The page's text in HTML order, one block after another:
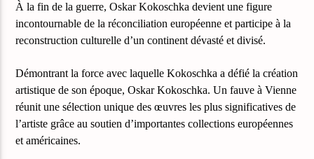
À la fin de la guerre, Oskar Kokoschka devient une figure
incontournable de la réconciliation européenne et participe à la
reconstruction culturelle d’un continent dévasté et divisé.
Démontrant la force avec laquelle Kokoschka a défié la création
artistiquede son époque, Oskar Kokoschka. Un fauve à Vienne
réunit une sélection unique des œuvres les plus significatives de
l’artiste grâce au soutien d’importantes collections européennes
et américaines.